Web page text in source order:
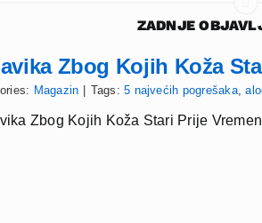
ZADNJE
Zbog Kojih Koža
Magazin Tags:5 najvećih pogrešaka,
Zbog Kojih Koža Stari Prije